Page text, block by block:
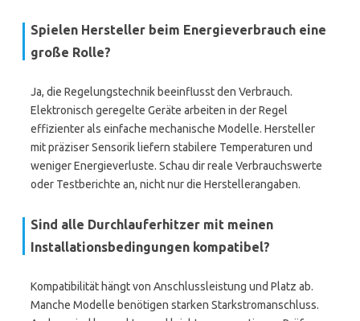
Spielen Hersteller beim Energieverbrauch eine
große Rolle?
Ja, die Regelungstechnik beeinflusst den Verbrauch.
Elektronisch geregelte Geräte arbeiten in der Regel
effizienter als einfache mechanische Modelle. Hersteller
mit präziser Sensorik liefern stabilere Temperaturen und
weniger Energieverluste. Schau dir reale Verbrauchswerte
oder Testberichte an, nicht nur die Herstellerangaben.
Sind alle Durchlauferhitzer mit meinen
Installationsbedingungen kompatibel?
Kompatibilität hängt von Anschlussleistung und Platz ab.
Manche Modelle benötigen starken Starkstromanschluss.